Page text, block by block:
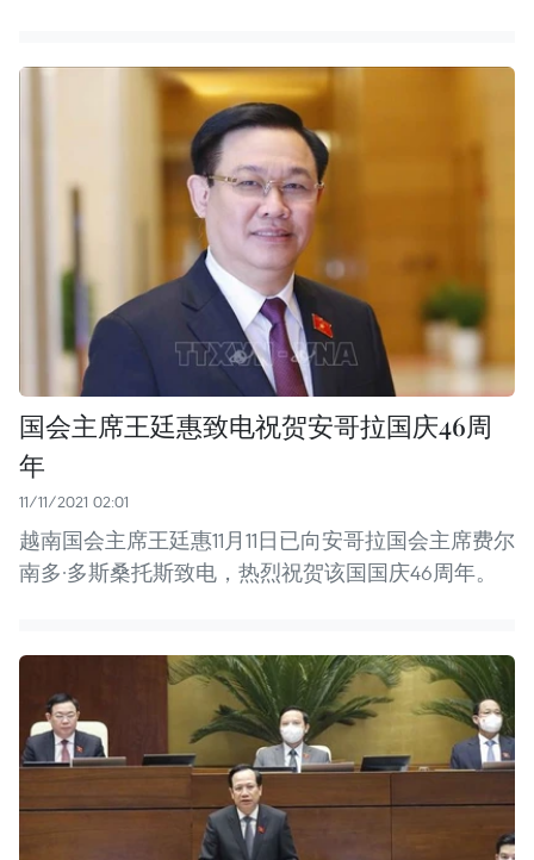
国会主席王廷惠致电祝贺安哥拉国庆46周
年
11/11/2021 02:01
越南国会主席王廷惠11月11日已向安哥拉国会主席费尔
南多·多斯桑托斯致电，热烈祝贺该国国庆46周年。